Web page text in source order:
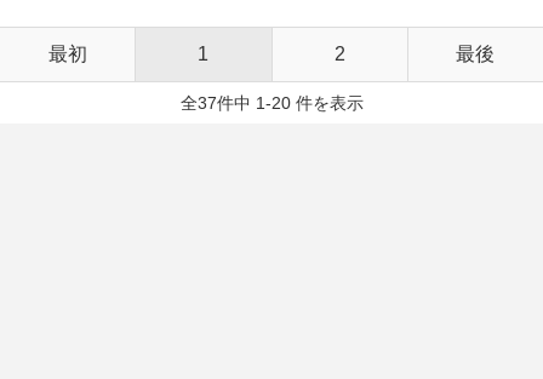
最初 1 2 最後
全37件中 1-20 件を表示